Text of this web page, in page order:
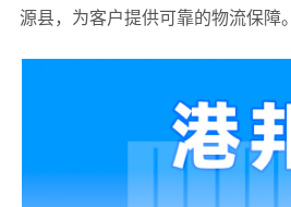
源县，为客户提供可靠的物流保障。